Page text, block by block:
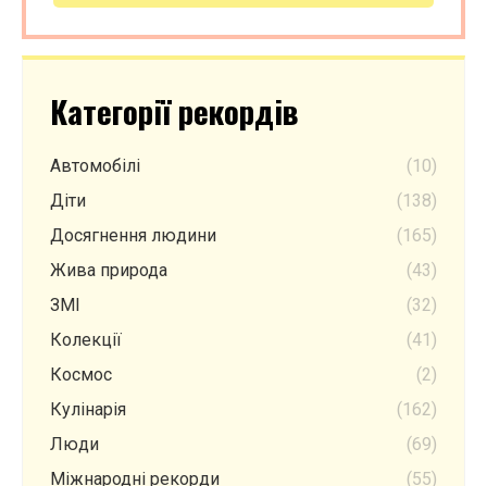
Категорії рекордів
Автомобілі
(10)
Діти
(138)
Досягнення людини
(165)
Жива природа
(43)
ЗМІ
(32)
Колекції
(41)
Космос
(2)
Кулінарія
(162)
Люди
(69)
Міжнародні рекорди
(55)